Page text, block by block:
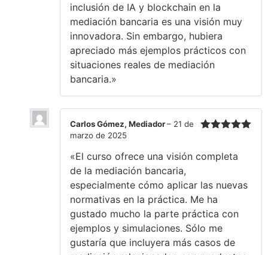
inclusión de IA y blockchain en la
mediación bancaria es una visión muy
innovadora. Sin embargo, hubiera
apreciado más ejemplos prácticos con
situaciones reales de mediación
bancaria.»
Carlos Gómez, Mediador– 21 de
marzo de 2025
«El curso ofrece una visión completa
de la mediación bancaria,
especialmente cómo aplicar las nuevas
normativas en la práctica. Me ha
gustado mucho la parte práctica con
ejemplos y simulaciones. Sólo me
gustaría que incluyera más casos de